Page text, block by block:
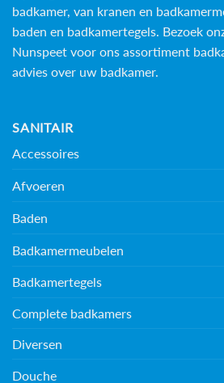
badkamer, van kranen en
baden en badkamertegels . Bezoek
Nunspeet voor ons assortiment
advies over uw badkamer.
SANITAIR
Accessoires
Afvoeren
Baden
Badkamermeubelen
Badkamertegels
Complete badkamers
Diversen
Douche